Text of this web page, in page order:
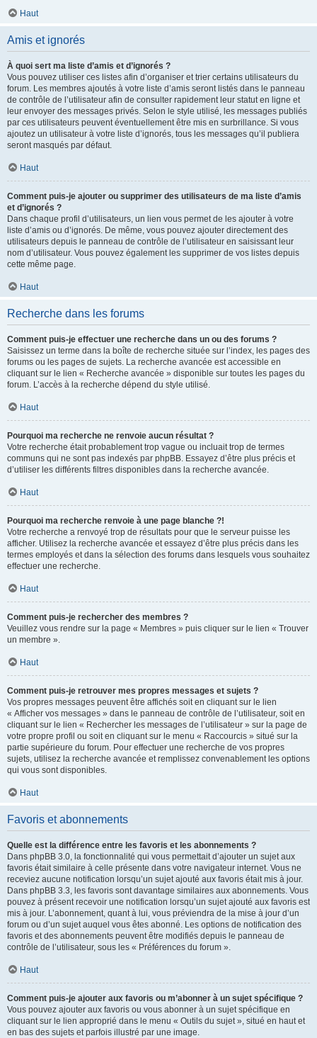
Haut
Amis et ignorés
À quoi sert ma liste d’amis et d’ignorés ?
Vous pouvez utiliser ces listes afin d’organiser et trier certains utilisateurs du
forum. Les membres ajoutés à votre liste d’amis seront listés dans le panneau
de contrôle de l’utilisateur afin de consulter rapidement leur statut en ligne et
leur envoyer des messages privés. Selon le style utilisé, les messages publiés
par ces utilisateurs peuvent éventuellement être mis en surbrillance. Si vous
ajoutez un utilisateur à votre liste d’ignorés, tous les messages qu’il publiera
seront masqués par défaut.
Haut
Comment puis-je ajouter ou supprimer des utilisateurs de ma liste d’amis
et d’ignorés ?
Dans chaque profil d’utilisateurs, un lien vous permet de les ajouter à votre
liste d’amis ou d’ignorés. De même, vous pouvez ajouter directement des
utilisateurs depuis le panneau de contrôle de l’utilisateur en saisissant leur
nom d’utilisateur. Vous pouvez également les supprimer de vos listes depuis
cette même page.
Haut
Recherche dans les forums
Comment puis-je effectuer une recherche dans un ou des forums ?
Saisissez un terme dans la boîte de recherche située sur l’index, les pages des
forums ou les pages de sujets. La recherche avancée est accessible en
cliquant sur le lien « Recherche avancée » disponible sur toutes les pages du
forum. L’accès à la recherche dépend du style utilisé.
Haut
Pourquoi ma recherche ne renvoie aucun résultat ?
Votre recherche était probablement trop vague ou incluait trop de termes
communs qui ne sont pas indexés par phpBB. Essayez d’être plus précis et
d’utiliser les différents filtres disponibles dans la recherche avancée.
Haut
Pourquoi ma recherche renvoie à une page blanche ?!
Votre recherche a renvoyé trop de résultats pour que le serveur puisse les
afficher. Utilisez la recherche avancée et essayez d’être plus précis dans les
termes employés et dans la sélection des forums dans lesquels vous souhaitez
effectuer une recherche.
Haut
Comment puis-je rechercher des membres ?
Veuillez vous rendre sur la page « Membres » puis cliquer sur le lien « Trouver
un membre ».
Haut
Comment puis-je retrouver mes propres messages et sujets ?
Vos propres messages peuvent être affichés soit en cliquant sur le lien
« Afficher vos messages » dans le panneau de contrôle de l’utilisateur, soit en
cliquant sur le lien « Rechercher les messages de l’utilisateur » sur la page de
votre propre profil ou soit en cliquant sur le menu « Raccourcis » situé sur la
partie supérieure du forum. Pour effectuer une recherche de vos propres
sujets, utilisez la recherche avancée et remplissez convenablement les options
qui vous sont disponibles.
Haut
Favoris et abonnements
Quelle est la différence entre les favoris et les abonnements ?
Dans phpBB 3.0, la fonctionnalité qui vous permettait d’ajouter un sujet aux
favoris était similaire à celle présente dans votre navigateur internet. Vous ne
receviez aucune notification lorsqu’un sujet ajouté aux favoris était mis à jour.
Dans phpBB 3.3, les favoris sont davantage similaires aux abonnements. Vous
pouvez à présent recevoir une notification lorsqu’un sujet ajouté aux favoris est
mis à jour. L’abonnement, quant à lui, vous préviendra de la mise à jour d’un
forum ou d’un sujet auquel vous êtes abonné. Les options de notification des
favoris et des abonnements peuvent être modifiés depuis le panneau de
contrôle de l’utilisateur, sous les « Préférences du forum ».
Haut
Comment puis-je ajouter aux favoris ou m’abonner à un sujet spécifique ?
Vous pouvez ajouter aux favoris ou vous abonner à un sujet spécifique en
cliquant sur le lien approprié dans le menu « Outils du sujet », situé en haut et
en bas des sujets et parfois illustré par une image.